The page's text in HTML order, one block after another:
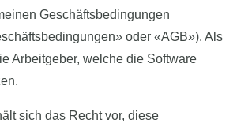
Geschäftsbedingungen
oder «AGB»). Als
Arbeitgeber, welche die Software
sich das Recht vor, diese